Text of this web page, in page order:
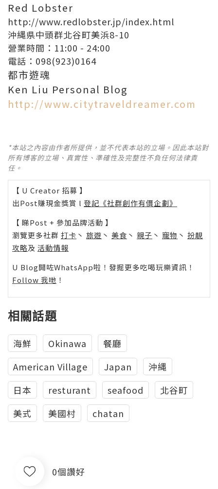
Red Lobster
http://www.redlobster.jp/index.html
沖縄県中頭群北谷町美浜8-10
營業時間：11:00 - 24:00
電話： 098(923)0164
都市遊魂
Ken Liu Personal Blog
http://www.citytraveldreamer.com
*本站之內容由作者所提供，並不代表本站的立場。因此本站對
所有博客的立場、真實性、準確性及完整性不負任何法律責
任。
【 U Creator 招募 】
出Post賺現金獎賞 l 登記《社群創作有價企劃》
【 睇Post + 參加品牌活動 】
瀏覽更多社群 打卡 丶 旅遊 丶 美食 丶 親子 丶 寵物 丶 扮靚
攻略及 活動情報
U Blog開咗WhatsApp啦！發掘更多吃喝玩樂資訊！
Follow 我哋 ！
相關話題
海鮮 Okinawa
餐廳
American Village
Japan
沖縄
日本
resturant seafood
北谷町
美式
美國村 chatan
0個讚好